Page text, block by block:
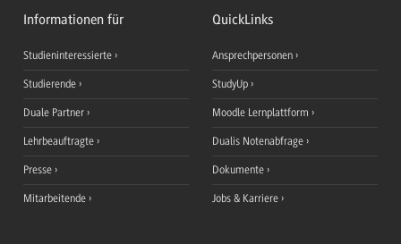
Informationen für
Studieninteressierte
Studierende
Duale Partner
Lehrbeauftragte
Presse
Mitarbeitende
QuickLinks
Ansprechpersonen
StudyUp
Moodle Lernplattform
Dualis Notenabfrage
Dokumente
Jobs & Karriere